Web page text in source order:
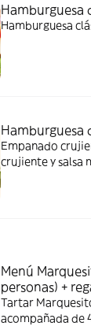
Hamburguesa
Hamburguesa
Hamburguesa
Empanado
crujiente y salsa
Menú
personas) +
Tartar
acompañada de